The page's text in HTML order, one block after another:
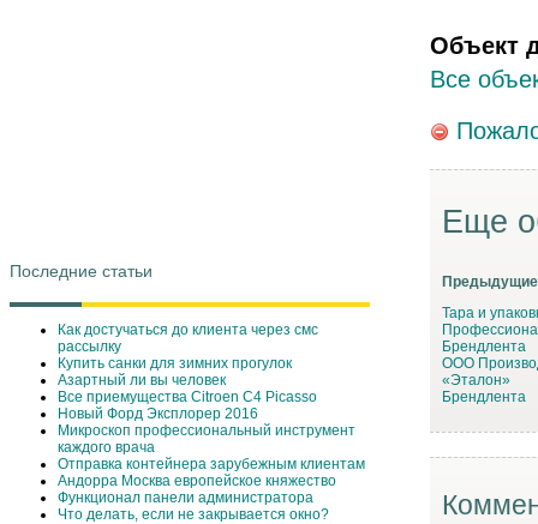
Последние статьи
Как достучаться до клиента через смс
рассылку
Купить санки для зимних прогулок
Азартный ли вы человек
Все приемущества Сitroen C4 Picasso
Новый Форд Эксплорер 2016
Микроскоп профессиональный инструмент
каждого врача
Отправка контейнера зарубежным клиентам
Андорра Москва европейское княжество
Функционал панели администратора
Что делать, если не закрывается окно?
Объект
Все
Еще
Тара и
Брендлента
ООО
«Эталон»
Брендлента